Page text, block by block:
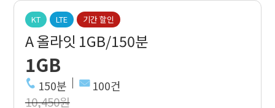
KT LTE 기간 할인
A 올라잇 1GB/150분
1GB
150분 100건
10,450원